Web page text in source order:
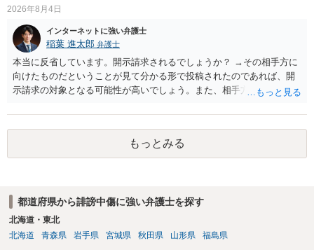
2026年8月4日
インターネットに強い弁護士
稲葉 進太郎 弁護士
本当に反省しています。開示請求されるでしょうか？ →その相手方に
向けたものだということが見て分かる形で投稿されたのであれば、開
示請求の対象となる可能性が高いでしょう。また、相手方の投稿した
と存じます。発信者情報開示請求が進むと、投稿に使った回線の契約
者のところに、意見照会がなされます。アカウント情報開示の場合
は、アカウントの登録メールに意見照会がなされます。 また、された
場合賠償金はいくらでしょうか。 →ケースバイケースであり、数万円
もっとみる
都道府県から誹謗中傷に強い弁護士を探す
北海道・東北
北海道
青森県 岩手県 宮城県 秋田県 山形県 福島県